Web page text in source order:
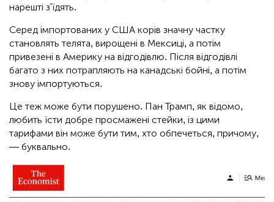
нарешті з'їдять.
Серед імпортованих у США корів значну частку
становлять телята, вирощені в Мексиці, а потім
привезені в Америку на відгодівлю. Після відгодівлі
багато з них потрапляють на канадські бойні, а потім
знову імпортуються.
Це теж може бути порушено. Пан Трамп, як відомо,
любить їсти добре просмажені стейки, із цими
тарифами він може бути тим, хто обпечеться, причому,
— буквально.